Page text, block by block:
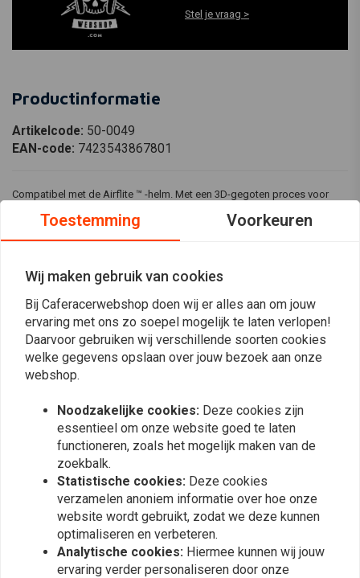
Stel je vraag >
Productinformatie
Artikelcode: 50-0049
EAN-code: 7423543867801
Compatibel met de Airflite ™ -helm. Met een 3D-gegoten proces voor
optische helderheid en een condensvrije coating.
Personaliseer je Airflite-helm!
De kleurkeuzes zijn:
- Dark Smoke
- Light Smoke
- Yellow
- RST Dark Gold
- RST Blue
- RST Purple
- RST Green
Lees meer
Reviews
(0 beoordelingen)
Toestemming Voorkeuren
Wij maken gebruik van cookies
Bij Caferacerwebshop doen wij er alles aan om jouw
ervaring met ons zo soepel mogelijk te laten verlopen!
Daarvoor gebruiken wij verschillende soorten cookies
welke gegevens opslaan over jouw bezoek aan onze
webshop.
Noodzakelijke cookies: Deze cookies zijn
essentieel om onze website goed te laten
functioneren, zoals het mogelijk maken van de
zoekbalk.
Statistische cookies: Deze cookies
verzamelen anoniem informatie over hoe onze
website wordt gebruikt, zodat we deze kunnen
optimaliseren en verbeteren.
Analytische cookies: Hiermee kunnen wij jouw
ervaring verder personaliseren door onze